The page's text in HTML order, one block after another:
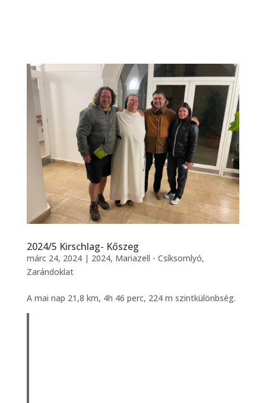
2024/5 Kirschlag- Kőszeg
márc 24, 2024| 2024, Mariazell - Csíksomlyó,
Zarándoklat
A mai nap 21,8 km, 4h 46 perc, 224 m szintkülönbség.